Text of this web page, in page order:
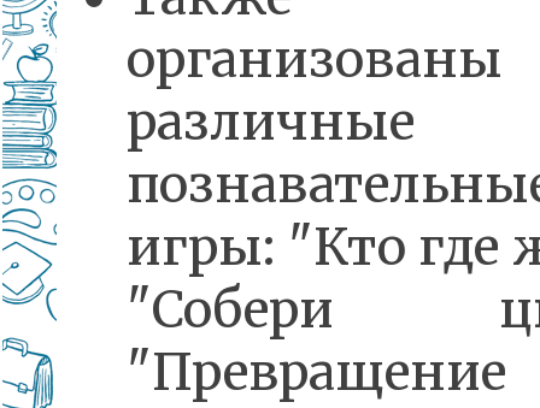
организованы
различные
игры: "Кто где
"Собери
"Превращение